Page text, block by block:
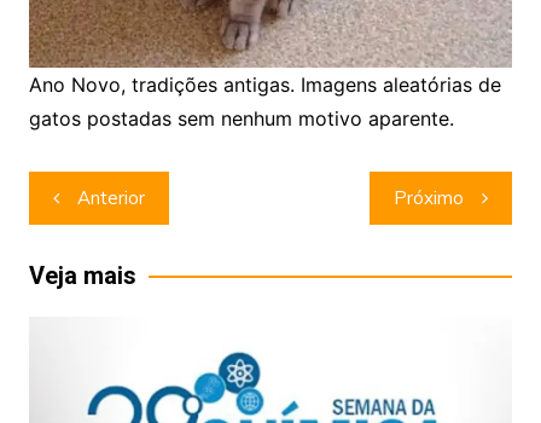
Ano Novo, tradições antigas. Imagens aleatórias de
gatos postadas sem nenhum motivo aparente.
Navegação
de
Post
Anterior Próximo
Veja mais